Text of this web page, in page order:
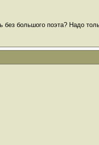
большого поэта? Надо